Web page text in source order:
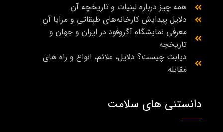
همه چیز درباره لبنیات و تاریخچه آن
دلایل پیدایش کارخانه‌های طبقاتی و مزایا آن
معرفی نمایشگاه آگروفود در ایران و جهان و
تاریخچه
دیابت چیست؟ دلایل، علائم، انواع و راه‌ های
مقابله
دانستنی های سلامت